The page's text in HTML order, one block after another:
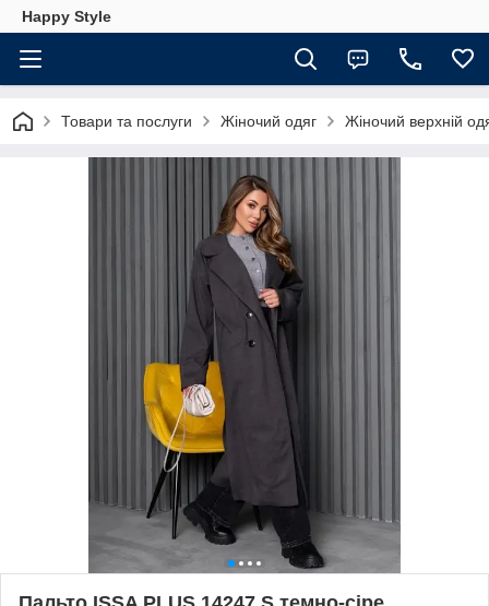
Happy Style
Товари та послуги Жіночий одяг Жіночий верхній